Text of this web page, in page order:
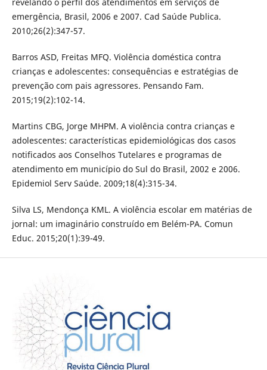
revelando o perfil dos atendimentos em serviços de
emergência, Brasil, 2006 e 2007. Cad Saúde Publica.
2010;26(2):347-57.
Barros ASD, Freitas MFQ. Violência doméstica contra
crianças e adolescentes: consequências e estratégias de
prevenção com pais agressores. Pensando Fam.
2015;19(2):102-14.
Martins CBG, Jorge MHPM. A violência contra crianças e
adolescentes: características epidemiológicas dos casos
notificados aos Conselhos Tutelares e programas de
atendimento em município do Sul do Brasil, 2002 e 2006.
Epidemiol Serv Saúde. 2009;18(4):315-34.
Silva LS, Mendonça KML. A violência escolar em matérias de
jornal: um imaginário construído em Belém-PA. Comun
Educ. 2015;20(1):39-49.